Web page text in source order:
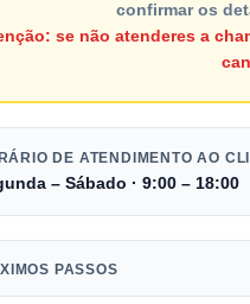
confirmar os
se não atenderes a
DE ATENDIMENTO AO
– Sábado · 9:00 – 18:00
PASSOS